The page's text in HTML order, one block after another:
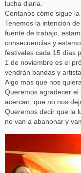
lucha diaria.
Contanos cómo sigue la
Tenemos la intención
fuente de trabajo,
consecuencias y
festivales cada 15 días
1 de noviembre es el
vendrán bandas y
Algo más que nos
Queremos agradecer
acercan, que no nos
Queremos decir que la
no van a abanonar y